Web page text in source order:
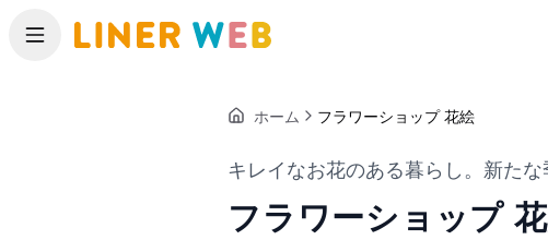
メニュー
ホーム フラワーショップ 花絵
キレイなお花のある暮らし。新たな
フラワーショップ